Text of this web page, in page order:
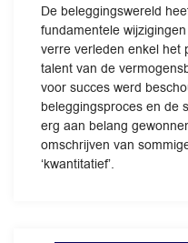
De beleggingswereld
fundamentele
verre verleden enkel het
talent van de
voor succes werd
beleggingsproces en de
erg aan belang
omschrijven van
‘kwantitatief’.